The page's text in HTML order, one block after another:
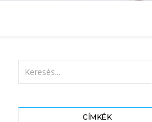
CÍMKÉK